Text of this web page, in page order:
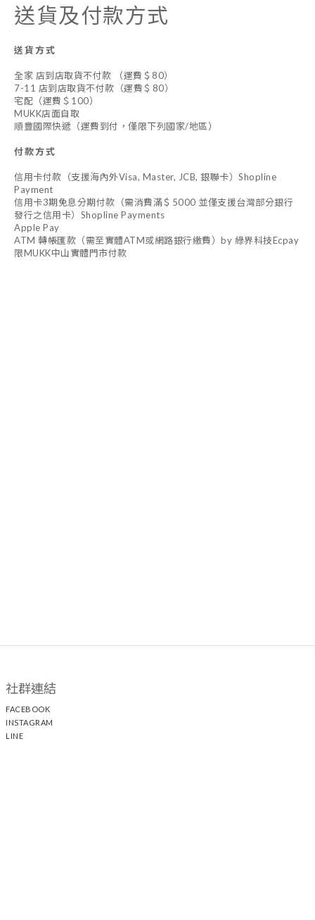
送貨及付款方式
送貨方式
全家 店到店取貨不付款 （運費＄80）
7-11 店到店取貨不付款（運費＄80）
宅配（運費＄100）
MUKK店面自取
順豐國際快遞（運費到付，僅限下列國家/地區）
付款方式
信用卡付款（支援海內外Visa, Master, JCB, 銀聯卡）Shopline
Payment
信用卡3期免息分期付款（需消費滿＄5000 並僅支援台灣部分銀行
發行之信用卡）Shopline Payments
Apple Pay
ATM 轉帳匯款（需至實體ATM或網路銀行繳費）by 綠界科技Ecpay
限MUKK中山實體門市付款
社群連結
FACEBOOK
INSTAGRAM
LINE